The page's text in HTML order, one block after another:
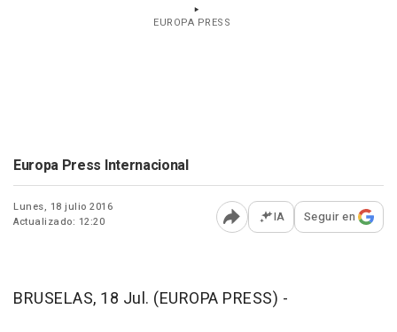
EUROPA PRESS
Europa Press Internacional
Lunes, 18 julio 2016
Actualizado: 12:20
Abrir opciones para
IA Seguir en
BRUSELAS, 18 Jul. (EUROPA PRESS) -